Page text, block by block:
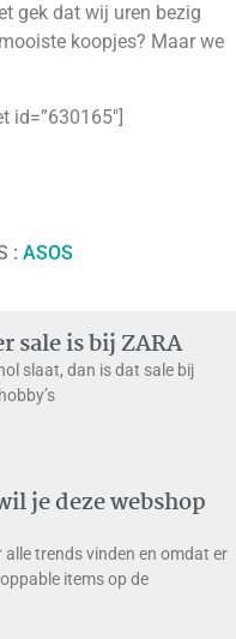
gek dat wij uren bezig
koopjes? Maar we
id=”630165″]
: ASOS
sale is bij ZARA
slaat, dan is dat sale bij
je deze webshop
trends vinden en omdat er
items op de